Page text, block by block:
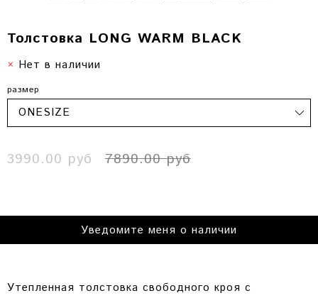
Толстовка LONG WARM BLACK
Нет в наличии
размер
3990.00 руб 7890.00 руб
Уведомите меня о наличии
Утепленная толстовка свободного кроя с